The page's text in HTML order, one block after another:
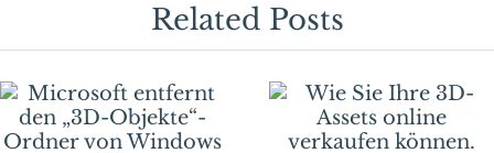
sorgt.
Related Posts